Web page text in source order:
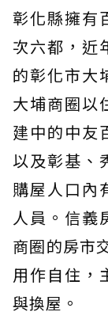
彰化縣擁有
次六都，近
的彰化市大
大埔商圈以
建中的中友
以及彰基、
購屋人口內
人員。信義
商圈的房市
用作自住，
與換屋。